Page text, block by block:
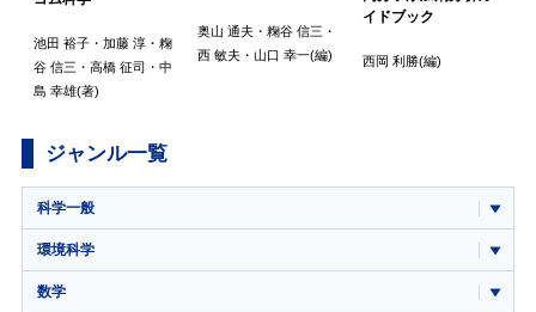
池田 裕子・ 加藤 淳・ 粷
谷 信三 ・ 高橋 征司 ・ 中
島 幸雄(著)
奥山 通夫 ・粷谷 信三 ・
西 敏夫 ・山口 幸一(編)
イドブック
西岡 利勝(編)
ジャンル一覧
科学一般
環境科学
数学